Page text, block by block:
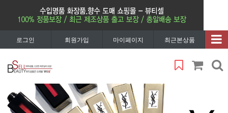
로그인 회원가입 마이페이지 최근본상품